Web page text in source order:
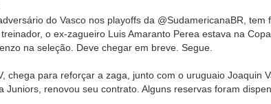
do Vasco nos playoffs da @SudamericanaBR, tem
o ex-zagueiro Luis Amaranto Perea estava na
na seleção. Deve chegar em breve. Segue.
chega para reforçar a zaga, junto com o uruguaio Joaquin
Juniors, renovou seu contrato. Alguns reservas foram